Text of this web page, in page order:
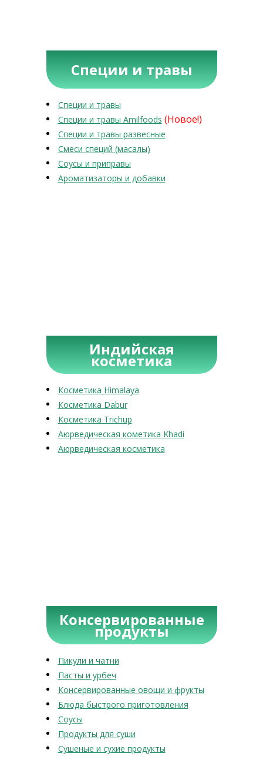
Специи и травы
Специи и травы
Специи и травы Amilfoods (Новое!)
Специи и травы развесные
Смеси специй (масалы)
Соусы и приправы
Ароматизаторы и добавки
Индийская
косметика
Косметика Himalaya
Косметика Dabur
Косметика Trichup
Аюрведическая кометика Khadi
Аюрведическая косметика
Консервированные
продукты
Пикули и чатни
Пасты и урбеч
Консервированные овощи и фрукты
Блюда быстрого приготовления
Соусы
Продукты для суши
Сушеные и сухие продукты